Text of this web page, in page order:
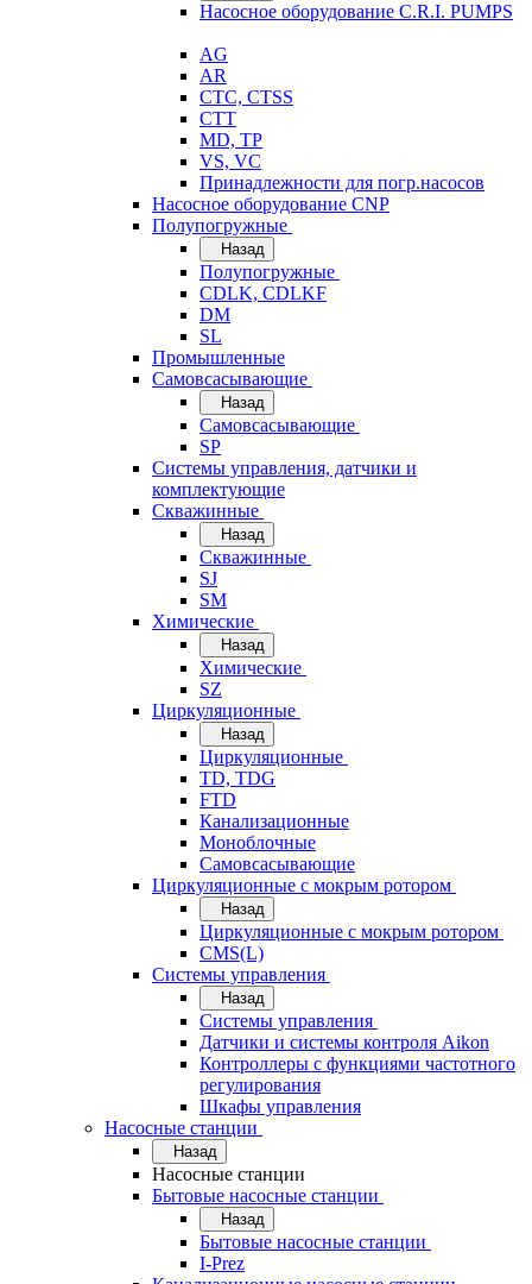
Насосное оборудование C.R.I. PUMPS
AG
AR
CTC, CTSS
CTT
MD, TP
VS, VC
Принадлежности для погр.насосов
Насосное оборудование CNP
Полупогружные
Назад
Полупогружные
CDLK, CDLKF
DM
SL
Промышленные
Самовсасывающие
Назад
Самовсасывающие
SP
Системы управления, датчики и
комплектующие
Скважинные
Назад
Скважинные
SJ
SM
Химические
Назад
Химические
SZ
Циркуляционные
Назад
Циркуляционные
TD, TDG
FTD
Канализационные
Моноблочные
Самовсасывающие
Циркуляционные с мокрым ротором
Назад
Циркуляционные с мокрым ротором
CMS(L)
Системы управления
Назад
Системы управления
Датчики и системы контроля Aikon
Контроллеры с функциями частотного
регулирования
Шкафы управления
Насосные станции
Назад
Насосные станции
Бытовые насосные станции
Назад
Бытовые насосные станции
I-Prez